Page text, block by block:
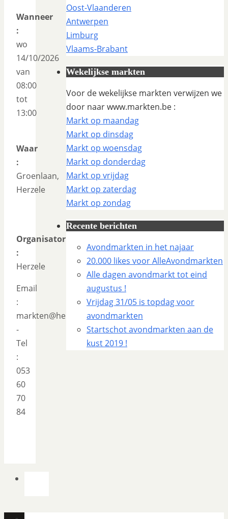
Wanneer
:
wo
14/10/2026
van
08:00
tot
13:00
Waar
:
Groenlaan,
Herzele
Organisator
:
Herzele
Email
:
markten@herzele.be
-
Tel
:
053
60
70
84
Oost-Vlaanderen
Antwerpen
Limburg
Vlaams-Brabant
Wekelijkse markten
Voor de wekelijkse markten verwijzen we
door naar www.markten.be :
Markt op maandag
Markt op dinsdag
Markt op woensdag
Markt op donderdag
Markt op vrijdag
Markt op zaterdag
Markt op zondag
Recente berichten
Avondmarkten in het najaar
20.000 likes voor AlleAvondmarkten
Alle dagen avondmarkt tot eind
augustus !
Vrijdag 31/05 is topdag voor
avondmarkten
Startschot avondmarkten aan de
kust 2019 !